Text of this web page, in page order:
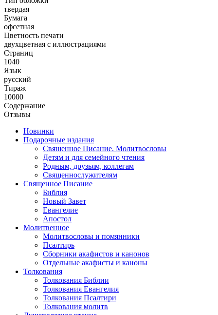
твердая
Бумага
офсетная
Цветность печати
двухцветная с иллюстрациями
Страниц
1040
Язык
русский
Тираж
10000
Содержание
Отзывы
Новинки
Подарочные издания
Священное Писание. Молитвословы
Детям и для семейного чтения
Родным, друзьям, коллегам
Священнослужителям
Священное Писание
Библия
Новый Завет
Евангелие
Апостол
Молитвенное
Молитвословы и помянники
Псалтирь
Сборники акафистов и канонов
Отдельные акафисты и каноны
Толкования
Толкования Библии
Толкования Евангелия
Толкования Псалтири
Толкования молитв